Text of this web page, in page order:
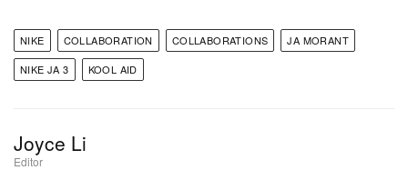
NIKE COLLABORATION COLLABORATIONS
JA MORANT
NIKE JA 3
KOOL AID
Joyce Li
Editor